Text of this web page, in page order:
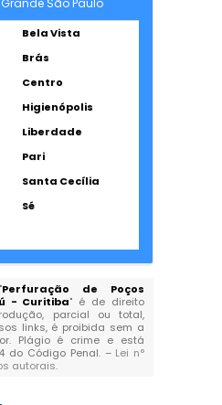
Grande São Paulo
Bela Vista
Brás
Centro
Higienópolis
Liberdade
Pari
Santa Cecília
Sé
Perfuração de Poços
- Curitiba" é de direito
parcial ou total,
links, é proibida sem a
Plágio é crime e está
do Código Penal. – Lei n°
autorais.